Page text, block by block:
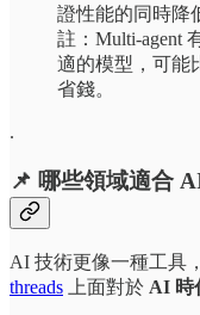
證性能的同時降
註：Multi-agent
適的模型，可能
省錢。
.
📌 哪些領域適合
AI 技術更像一種工具
threads 上面對於 AI 時